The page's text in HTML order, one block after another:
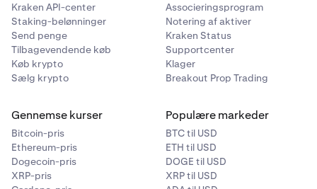
Kraken API-center
Staking-belønninger
Send penge
Tilbagevendende køb
Køb krypto
Sælg krypto
Associeringsprogram
Notering af aktiver
Kraken Status
Supportcenter
Klager
Breakout Prop Trading
Gennemse kurser
Bitcoin-pris
Ethereum-pris
Dogecoin-pris
XRP-pris
Populære markeder
BTC til USD
ETH til USD
DOGE til USD
XRP til USD